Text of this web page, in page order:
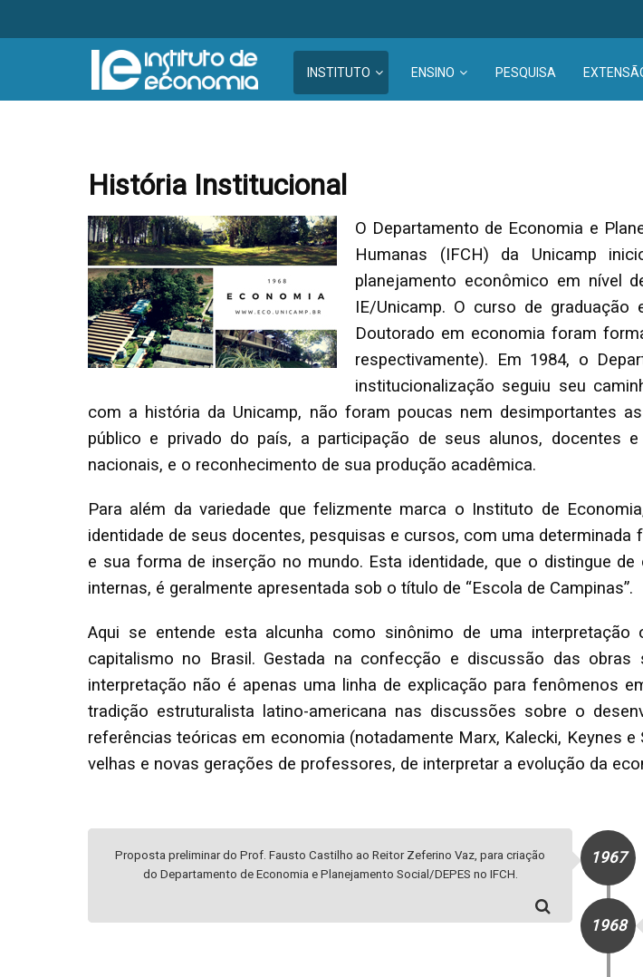
INSTITUTO ENSINO PESQUISA
História Institucional
O Departamento de Economia e
Humanas (IFCH) da Unicamp
planejamento econômico em nível
IE/Unicamp. O curso de
Doutorado em economia foram
respectivamente). Em 1984, o
institucionalização seguiu seu
com a história da Unicamp, não foram poucas nem desimportantes
público e privado do país, a participação de seus alunos, docentes
nacionais, e o reconhecimento de sua produção acadêmica.
Para além da variedade que felizmente marca o Instituto de
identidade de seus docentes, pesquisas e cursos, com uma
e sua forma de inserção no mundo. Esta identidade, que o distingue
internas, é geralmente apresentada sob o título de “Escola de Campinas”.
Aqui se entende esta alcunha como sinônimo de uma
capitalismo no Brasil. Gestada na confecção e discussão das
interpretação não é apenas uma linha de explicação para fenômenos
tradição estruturalista latino-americana nas discussões sobre o
referências teóricas em economia (notadamente Marx, Kalecki, Keynes
velhas e novas gerações de professores, de interpretar a evolução da
1967
Proposta preliminar do Prof. Fausto Castilho ao Reitor Zeferino Vaz, para criação
do Departamento de Economia e Planejamento Social/DEPES no IFCH.
1968